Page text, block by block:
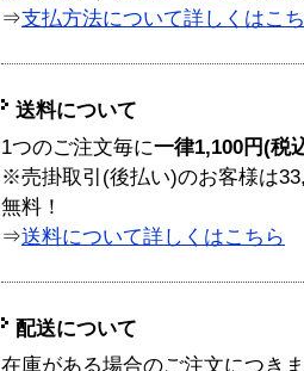
⇒支払方法について詳しくはこ
送料について
1つのご注文毎に一律1,100円(税
※売掛取引(後払い)のお客様は
無料！
⇒送料について詳しくはこちら
配送について
在庫がある場合のご注文につき